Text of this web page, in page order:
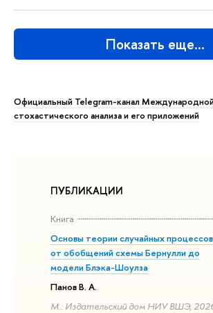
Официальный Telegram-канал
стохастического анализа и его приложений
ПУБЛИКАЦИИ
Книга
Основы теории случайных
от обобщений схемы Бернулли до
модели Блэка-Шоулза
Панов В. А.
М.: Издательский дом НИУ ВШЭ,
Показать еще…